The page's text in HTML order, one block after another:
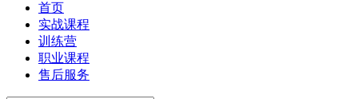
首页
实战课程
训练营
职业课程
售后服务